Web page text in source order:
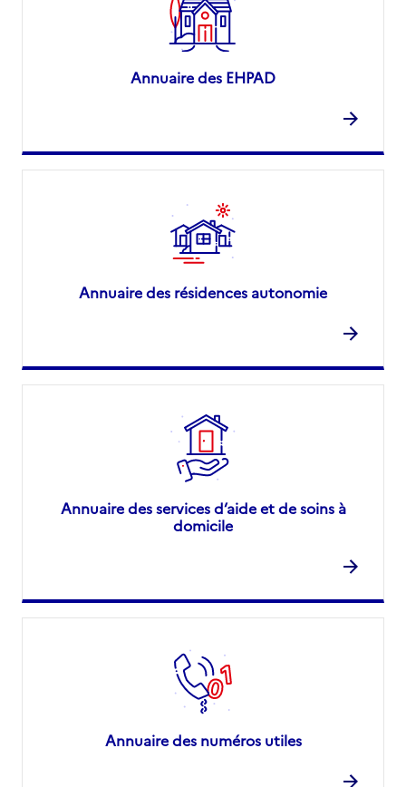
Annuaire des EHPAD
Annuaire des résidences autonomie
Annuaire des services d’aide et de soins à
domicile
Annuaire des numéros utiles